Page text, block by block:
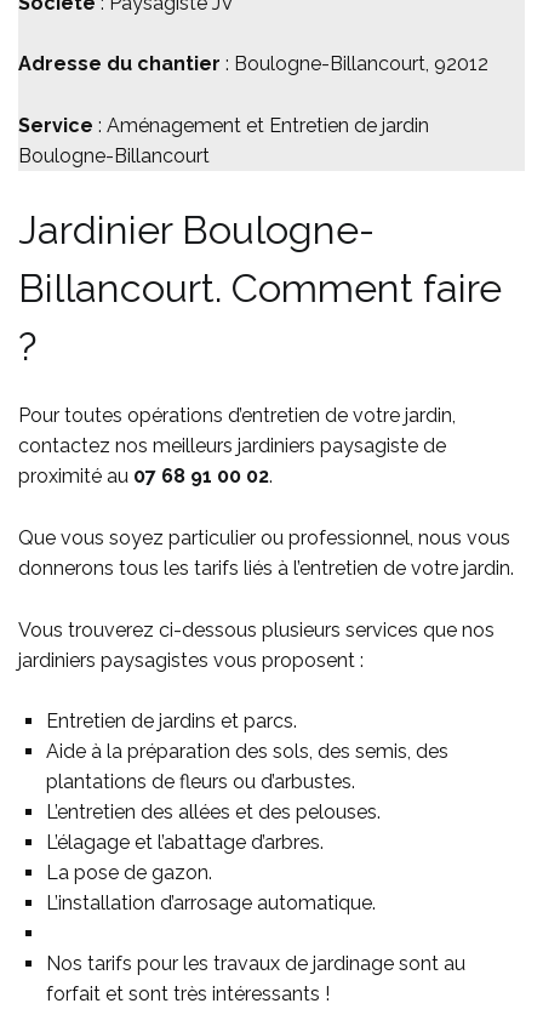
Adresse du chantier : Boulogne-Billancourt, 92012
Service : Aménagement et Entretien de jardin
Boulogne-Billancourt
Jardinier Boulogne-
Billancourt. Comment faire
?
Pour toutes opérations d’entretien de votre jardin,
contactez nos meilleurs jardiniers paysagiste de
proximité au 07 68 91 00 02.
Que vous soyez particulier ou professionnel, nous vous
donnerons tous les tarifs liés à l’entretien de votre jardin.
Vous trouverez ci-dessous plusieurs services que nos
jardiniers paysagistes vous proposent :
Entretien de jardins et parcs.
Aide à la préparation des sols, des semis, des
plantations de fleurs ou d’arbustes.
L’entretien des allées et des pelouses.
L’élagage et l’abattage d’arbres.
La pose de gazon.
L’installation d’arrosage automatique.
Nos tarifs pour les travaux de jardinage sont au
forfait et sont très intéressants !